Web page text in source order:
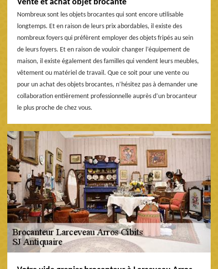
Vente et achat objet brocante
Nombreux sont les objets brocantes qui sont encore utilisable
longtemps. Et en raison de leurs prix abordables, il existe des
nombreux foyers qui préfèrent employer des objets fripés au sein
de leurs foyers. Et en raison de vouloir changer l’équipement de
maison, il existe également des familles qui vendent leurs meubles,
vêtement ou matériel de travail. Que ce soit pour une vente ou
pour un achat des objets brocantes, n’hésitez pas à demander une
collaboration entièrement professionnelle auprès d’un brocanteur
le plus proche de chez vous.